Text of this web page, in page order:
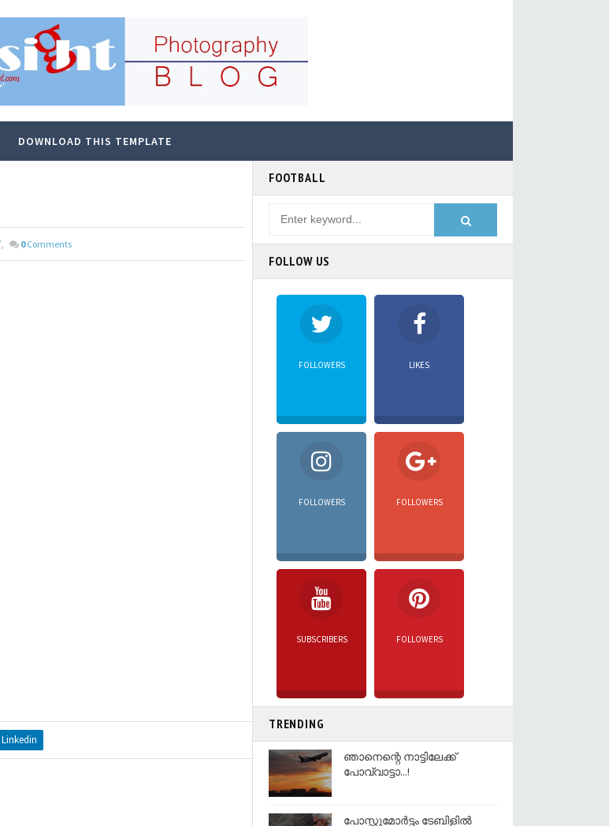
DOWNLOAD THIS TEMPLATE
, 0 Comments
Linkedin
FOOTBALL
FOLLOW US
FOLLOWERS LIKES
FOLLOWERS FOLLOWERS
SUBSCRIBERS FOLLOWERS
TRENDING
ഞാനെന്റെ നാട്ടിലേക്ക്
പോവ്വാട്ടാ...!
പോസ്റ്റുമോർട്ടം ടേബിളിൽ